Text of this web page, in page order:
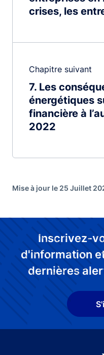
crises, les
Chapitre suivant
7 Les
énergétiques
financière à
2022
Mise à jour le 25 Juillet
Inscrivez-
d'information
dernières